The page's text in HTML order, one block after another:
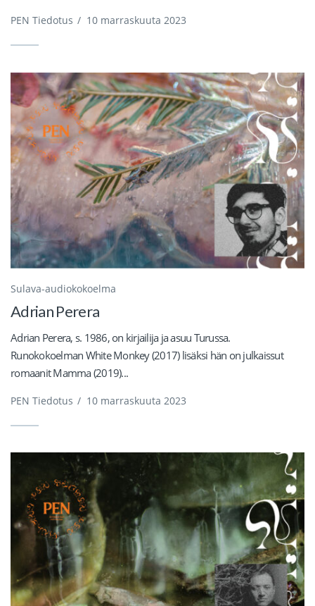
PEN Tiedotus / 10 marraskuuta 2023
Sulava-audiokokoelma
Adrian Perera
Adrian Perera, s. 1986, on kirjailija ja asuu Turussa.
Runokokoelman White Monkey (2017) lisäksi hän on julkaissut
romaanit Mamma (2019)...
PEN Tiedotus / 10 marraskuuta 2023